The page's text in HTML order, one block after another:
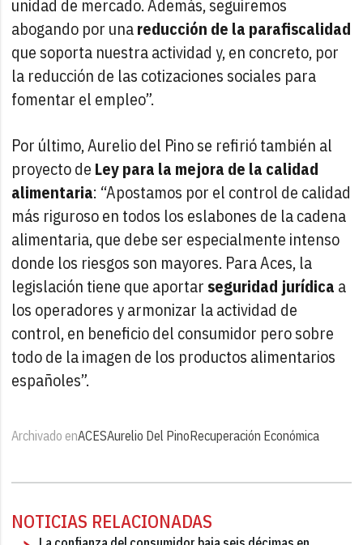
unidad de mercado. Además, seguiremos
abogando por unareducción de la parafiscalidad
que soporta nuestra actividad y, en concreto, por
la reducción de las cotizaciones sociales para
fomentar el empleo”.
Por último, Aurelio del Pino se refirió también al
proyecto de Ley para la mejora de la calidad
alimentaria: “Apostamos por el control de calidad
más riguroso en todos los eslabones de la cadena
alimentaria, que debe ser especialmente intenso
donde los riesgos son mayores. Para Aces, la
legislación tiene que aportar seguridad jurídica a
los operadores y armonizar la actividad de
control, en beneficio del consumidor pero sobre
todo de la imagen de los productos alimentarios
españoles”.
Archivado enACESAurelio Del PinoRecuperación Económica
NOTICIAS RELACIONADAS